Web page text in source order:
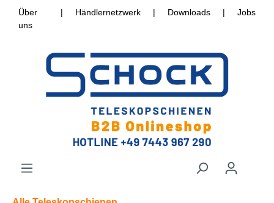
Über
uns
| Händlernetzwerk | Downloads | Jobs